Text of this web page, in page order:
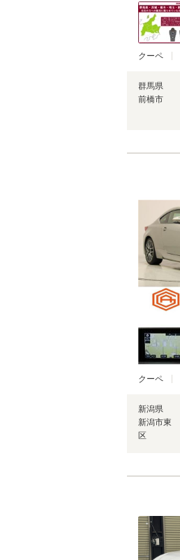
クーペ
群馬県
前橋市
クーペ
新潟県
新潟市東
区